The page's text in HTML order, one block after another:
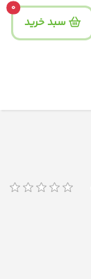
سبد خرید
0